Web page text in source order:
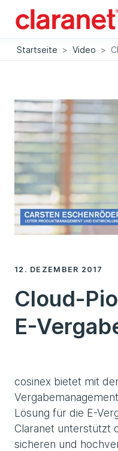
Startseite > Video >
12. DEZEMBER 2017
Cloud-
E-
cosinex bietet mit
Lösung für die E-
Claranet unterstützt
sicheren und